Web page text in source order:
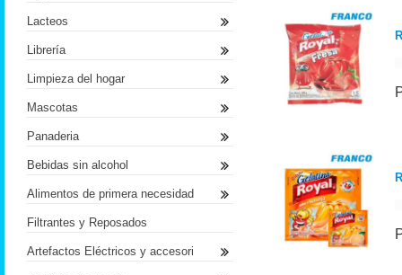
Lacteos
Librería
Limpieza del hogar
Mascotas
Panaderia
Bebidas sin alcohol
Alimentos de primera necesidad
Filtrantes y Reposados
Artefactos Eléctricos y accesori